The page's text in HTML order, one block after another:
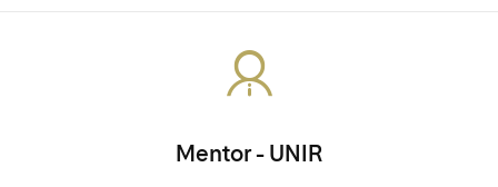
Mentor - UNIR